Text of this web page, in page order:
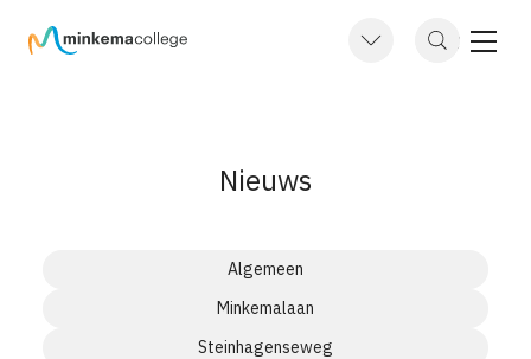
Nieuws
Algemeen
Minkemalaan
Steinhagenseweg